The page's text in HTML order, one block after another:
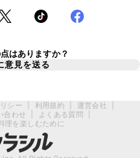
はありますか？
意見を送る
シー 利用規約 運営会社
合わせ
よくある質問
理を楽しむために